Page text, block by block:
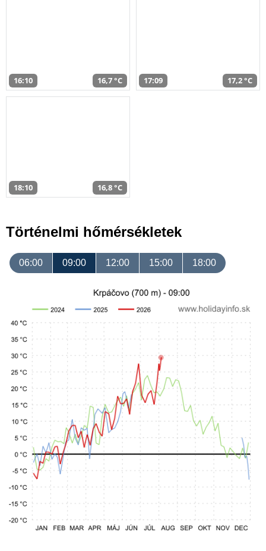
16:10 16,7 °C 17:09 17,2 °C
18:10 16,8 °C
Történelmi hőmérsékletek
06:00 09:00 12:00 15:00 18:00